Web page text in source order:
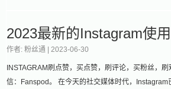
2023最新的Instagram使
作者: 粉丝通 | 2023-06-30
INSTAGRAM刷点赞，买点赞，刷评论，买粉丝，
信：Fanspod。 在今天的社交媒体时代，Instagram